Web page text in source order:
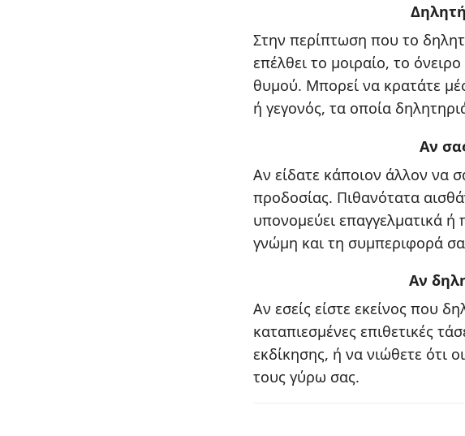
Στην περίπτωση που το
επέλθει το μοιραίο, το
θυμού. Μπορεί να κρατάτε
ή γεγονός, τα οποία
Αν
Αν είδατε κάποιον άλλον να
προδοσίας. Πιθανότατα
υπονομεύει επαγγελματικά
γνώμη και τη συμπεριφορά
Αν
Αν εσείς είστε εκείνος που
καταπιεσμένες επιθετικές
εκδίκησης, ή να νιώθετε ότι
τους γύρω σας.